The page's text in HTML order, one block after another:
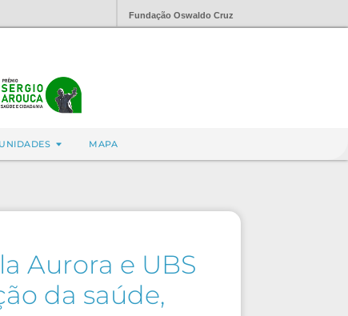
Fundação Oswaldo Cruz
MAPA
Aurora e UBS
da saúde,